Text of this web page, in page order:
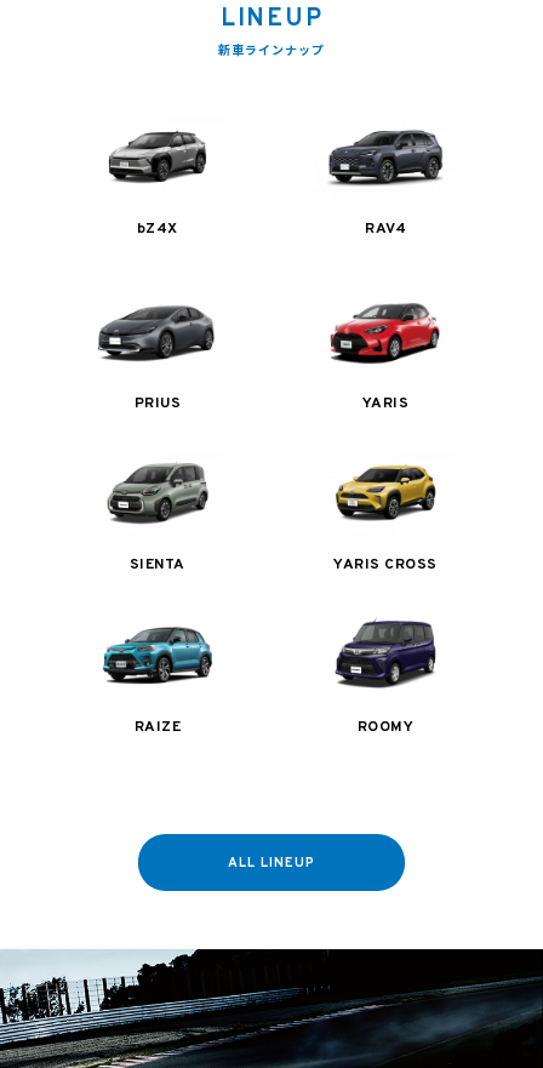
LINEUP
新車ラインナップ
bZ4X RAV4
PRIUS YARIS
SIENTA YARIS CROSS
RAIZE ROOMY
ALL LINEUP